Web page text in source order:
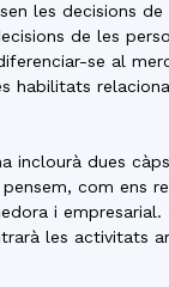
les decisions
de les
se al
habilitats
inclourà dues
com ens
i empresarial.
les activitats